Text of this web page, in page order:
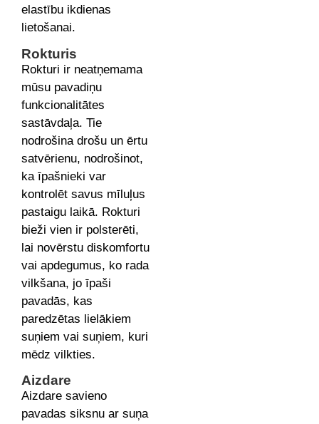
elastību ikdienas
lietošanai.
Rokturis
Rokturi ir neatņemama
mūsu pavadiņu
funkcionalitātes
sastāvdaļa. Tie
nodrošina drošu un ērtu
satvērienu, nodrošinot,
ka īpašnieki var
kontrolēt savus mīluļus
pastaigu laikā. Rokturi
bieži vien ir polsterēti,
lai novērstu diskomfortu
vai apdegumus, ko rada
vilkšana, jo īpaši
pavadās, kas
paredzētas lielākiem
suņiem vai suņiem, kuri
mēdz vilkties.
Aizdare
Aizdare savieno
pavadas siksnu ar suņa